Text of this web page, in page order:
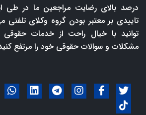
درصد بالای رضایت مراجعین ما در طی
تاییدی بر معتبر بودن گروه وکلای
توانید با خیال راحت از خدمات حقوقی
مشکلات و سوالات حقوقی خود را مرتفع